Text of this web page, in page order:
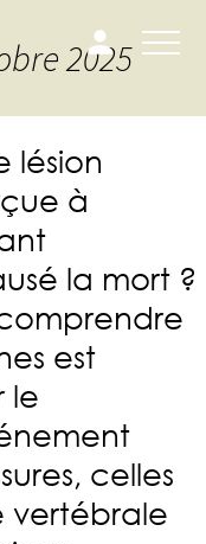
2025
lésion
à
la mort ?
est
le
celles
vertébrale